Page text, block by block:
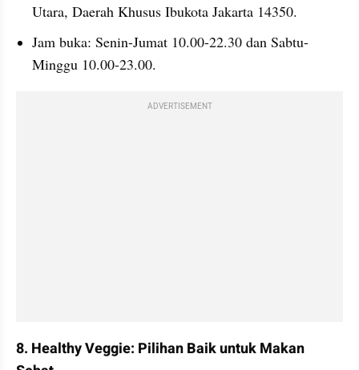
Utara, Daerah Khusus Ibukota Jakarta 14350.
Jam buka: Senin-Jumat 10.00-22.30 dan Sabtu-
Minggu 10.00-23.00.
ADVERTISEMENT
8. Healthy Veggie: Pilihan Baik untuk Makan